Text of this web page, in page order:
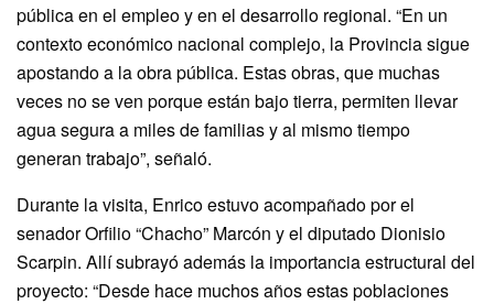
pública en el empleo y en el desarrollo regional. “En un
contexto económico nacional complejo, la Provincia sigue
apostando a la obra pública. Estas obras, que muchas
veces no se ven porque están bajo tierra, permiten llevar
agua segura a miles de familias y al mismo tiempo
generan trabajo”, señaló.
Durante la visita, Enrico estuvo acompañado por el
senador Orfilio “Chacho” Marcón y el diputado Dionisio
Scarpin. Allí subrayó además la importancia estructural del
proyecto: “Desde hace muchos años estas poblaciones